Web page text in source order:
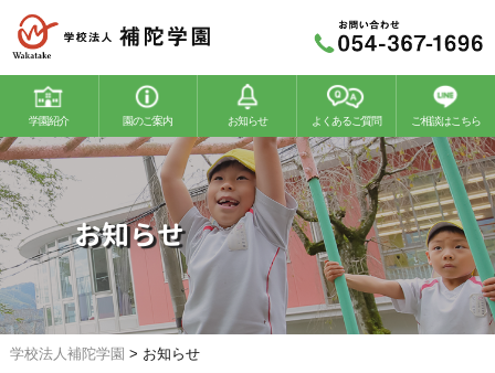
学園紹介 園のご案内
若竹幼稚園 若竹こどもの森
お知らせ よくあるご質問 ご相談はこちら
お知らせ
学校法人補陀学園 > お知らせ